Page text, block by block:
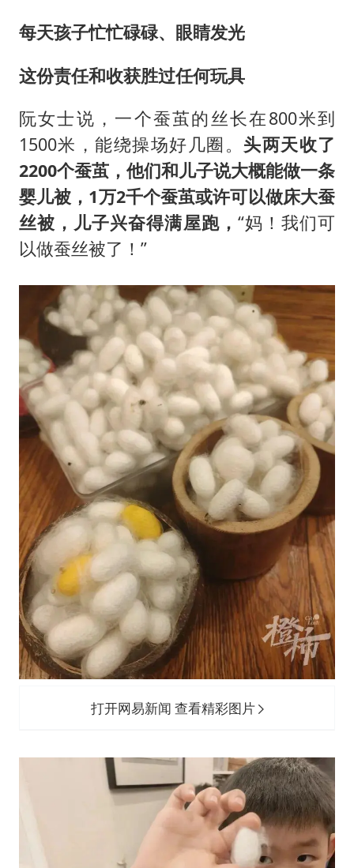
每天孩子忙忙碌碌、眼睛发光
这份责任和收获胜过任何玩具
阮女士说，一个蚕茧的丝长在800米到
1500米，能绕操场好几圈。 头两天收了
2200个蚕茧，他们和儿子说大概能做一条
婴儿被，1万2千个蚕茧或许可以做床大蚕
丝被，儿子兴奋得满屋跑， “妈！我们可
以做蚕丝被了！”
打开网易新闻 查看精彩图片